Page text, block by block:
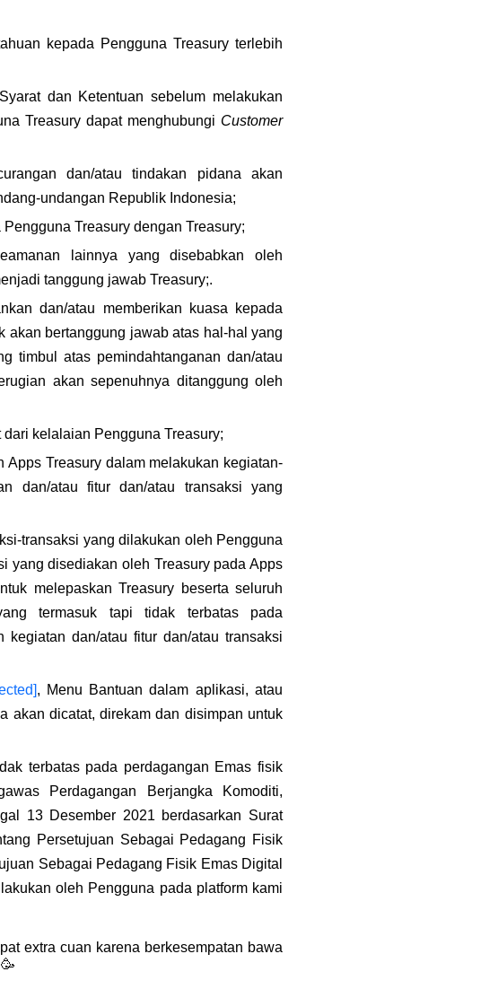
kepada Pengguna Treasury terlebih
dan Ketentuan sebelum melakukan
Treasury dapat menghubungi Customer
dan/atau tindakan pidana akan
undangan Republik Indonesia;
Treasury dengan Treasury;
lainnya yang disebabkan oleh
tanggung jawab Treasury;.
dan/atau memberikan kuasa kepada
akan bertanggung jawab atas hal-hal yang
timbul atas pemindahtanganan dan/atau
akan sepenuhnya ditanggung oleh
kelalaian Pengguna Treasury;
Apps Treasury dalam melakukan kegiatan-
dan/atau fitur dan/atau transaksi yang
transaksi yang dilakukan oleh Pengguna
yang disediakan oleh Treasury pada Apps
melepaskan Treasury beserta seluruh
termasuk tapi tidak terbatas pada
kegiatan dan/atau fitur dan/atau transaksi
, Menu Bantuan dalam aplikasi, atau
akan dicatat, direkam dan disimpan untuk
terbatas pada perdagangan Emas fisik
Perdagangan Berjangka Komoditi,
13 Desember 2021 berdasarkan Surat
Persetujuan Sebagai Pedagang Fisik
Sebagai Pedagang Fisik Emas Digital
oleh Pengguna pada platform kami
extra cuan karena berkesempatan bawa